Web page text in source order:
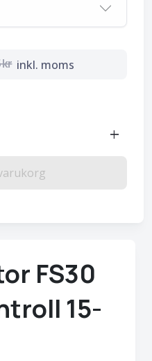
inkl. moms
add
FS30
15-